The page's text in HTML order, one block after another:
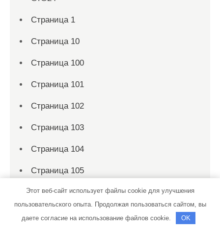
Страница 1
Страница 10
Страница 100
Страница 101
Страница 102
Страница 103
Страница 104
Страница 105
Страница 106
Этот веб-сайт использует файлы cookie для улучшения
пользовательского опыта. Продолжая пользоваться сайтом, вы
даете согласие на использование файлов cookie.
OK